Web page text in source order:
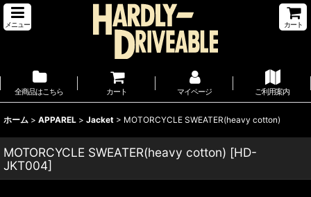
メニュー カート
全商品はこちら カート マイページ ご利用案内
ホーム > APPAREL > Jacket > MOTORCYCLE SWEATER(heavy cotton)
MOTORCYCLE SWEATER(heavy cotton) [HD-
JKT004]